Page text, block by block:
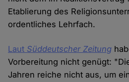
Etablierung des
ordentliches Lehrfach.
Laut Süddeutscher Zeitung
Vorbereitung nicht genügt:
Jahren reiche nicht aus, um